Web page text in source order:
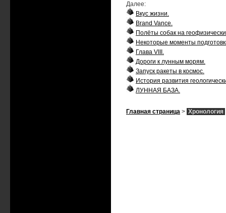
Далее:
Вкус жизни.
Brand Vance.
Полёты собак на
Некоторые моменты
Глава VIII.
Дороги к лунным морям.
Запуск ракеты в космос.
История развития
ЛУННАЯ БАЗА.
Главная страница > Хронология